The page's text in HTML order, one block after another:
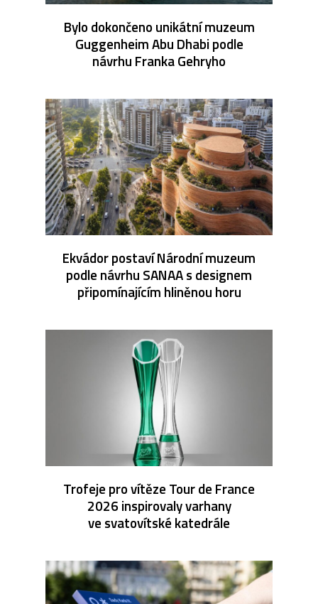
Bylo dokončeno unikátní muzeum
Guggenheim Abu Dhabi podle
návrhu Franka Gehryho
Ekvádor postaví Národní muzeum
podle návrhu SANAA s designem
připomínajícím hliněnou horu
Trofeje pro vítěze Tour de France
2026 inspirovaly varhany
ve svatovítské katedrále